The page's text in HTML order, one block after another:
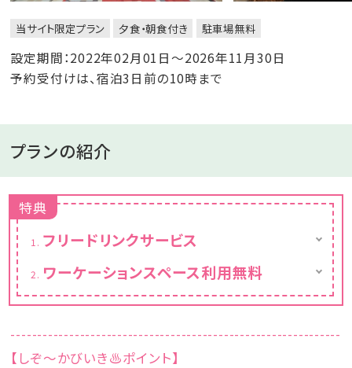
当サイト限定プラン 夕食・朝食付き 駐車場無料
設定期間：2022年02月01日～2026年11月30日
予約受付けは、宿泊3日前の10時まで
プランの紹介
特典
フリードリンクサービス
をフリーで楽しめます。
営業時間：6時～23時
ワーケーションスペース利用無料
営業時間：6時～23時
--------------------------------------------------------------
【しぞ～かびいき♨ポイント】